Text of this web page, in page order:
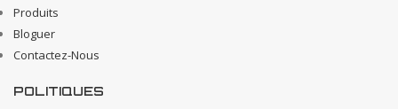
Produits
Bloguer
Contactez-Nous
POLITIQUES